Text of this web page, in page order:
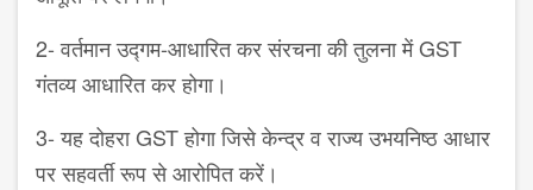
2-वर्तमान उद्गम-आधारित कर संरचना कीतुलना मेंGST
गंतव्य आधारित करहोगा।
3-यह दोहराGSTहोगा जिसे केन्द्र व राज्यउभयनिष्ठ आधार
पर सहवर्ती रूप सेआरोपित करें।